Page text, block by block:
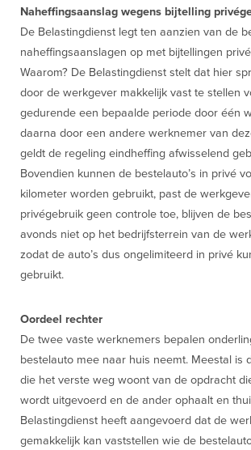
Naheffingsaanslag wegens bijtelling
De Belastingdienst legt ten aanzien van de
naheffingsaanslagen op met bijtellingen
Waarom? De Belastingdienst stelt dat hier
door de werkgever makkelijk vast te stellen
gedurende een bepaalde periode door één
daarna door een andere werknemer van
geldt de regeling eindheffing afwisselend
Bovendien kunnen de bestelauto’s in privé
kilometer worden gebruikt, past de
privégebruik geen controle toe, blijven de
avonds niet op het bedrijfsterrein van de
zodat de auto’s dus ongelimiteerd in privé
gebruikt.
Oordeel rechter
De twee vaste werknemers bepalen
bestelauto mee naar huis neemt. Meestal is
die het verste weg woont van de opdracht
wordt uitgevoerd en de ander ophaalt en
Belastingdienst heeft aangevoerd dat de
gemakkelijk kan vaststellen wie de